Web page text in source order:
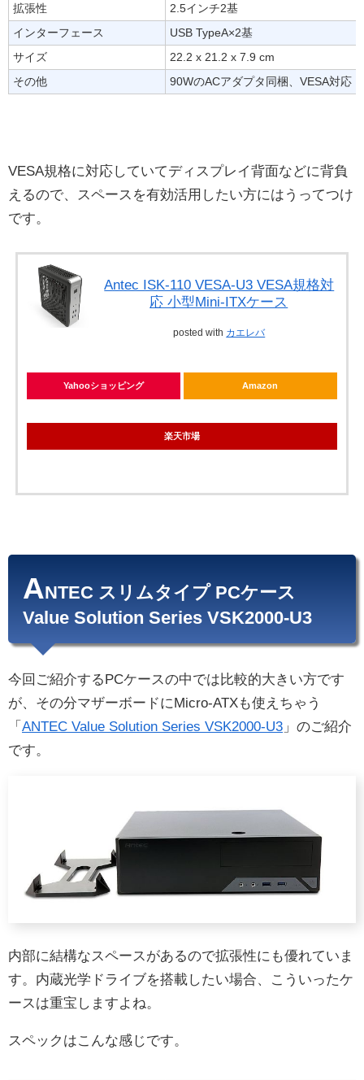
拡張性
2.5インチ2基
インターフェース
USB TypeA×2基
サイズ
22.2 x 21.2 x 7.9 cm
その他
90WのACアダプタ同梱、VESA対応
VESA規格に対応していてディスプレイ背面などに背負
えるので、スペースを有効活用したい方にはうってつけ
です。
Antec ISK-110 VESA-U3 VESA規格対
応 小型Mini-ITXケース
posted with カエレバ
Yahooショッピング Amazon
楽天市場
ANTEC スリムタイプ PCケース
Value Solution Series VSK2000-U3
今回ご紹介するPCケースの中では比較的大きい方です
が、その分マザーボードにMicro-ATXも使えちゃう
「 ANTEC Value Solution Series VSK2000-U3 」のご紹介
です。
内部に結構なスペースがあるので拡張性にも優れていま
す。内蔵光学ドライブを搭載したい場合、こういったケ
ースは重宝しますよね。
スペックはこんな感じです。